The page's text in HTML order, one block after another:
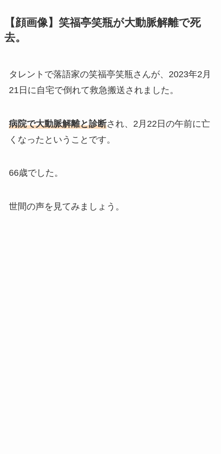
【顔画像】笑福亭笑瓶が大動脈解離で死
去。
タレントで落語家の笑福亭笑瓶さんが、2023年2月
21日に自宅で倒れて救急搬送されました。
病院で大動脈解離と診断され、2月22日の午前に亡
くなったということです。
66歳でした。
世間の声を見てみましょう。